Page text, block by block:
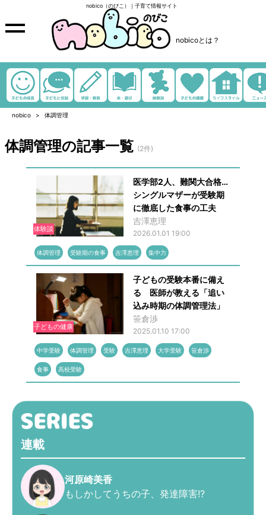
nobico（のびこ）｜子育て情報サイト
nobicoとは？
nobico 体調管理
体調管理の記事一覧 (2件)
体験談
医学部2人、難関大合格…
シングルマザーが受験期
に徹底した食事の工夫
吉澤恵理
2026.01.01 19:00
体調管理 受験期の食事 吉澤恵理 集中力
子どもの健康
子どもの受験本番に備え
る 医師が教える「追い
込み時期の体調管理法」
笹倉渉
2025.01.10 17:00
中学受験 体調管理 受験 吉澤恵理 大学受験 笹倉渉
食事 高校受験
連載
河原崎美香
もしかしてうちの子、発達障害!?